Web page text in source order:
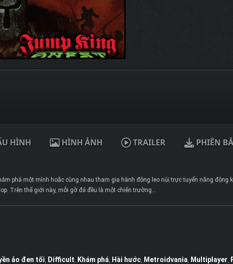
HÌNH HÌNH ẢNH TRAILER PHIÊN
phá một mình hoặc cùng nhau tham gia hành động leo núi trực tuyến năng động
Trên thế giới này, mỗi gờ đá đều là một chiến trường…
ảo đen tối Difficult Khám phá Hài hước, Metroidvania Multiplayer